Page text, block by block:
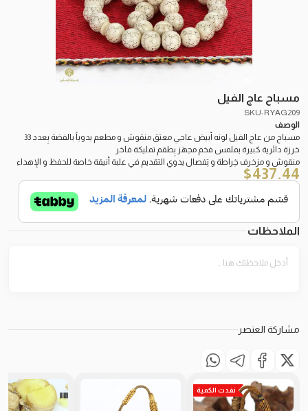
مسباح عاج الفيل
SKU: RYAG209
الوصف
مسباح من عاج الفيل لونه أبيض عاجي معتق منقوش و مطعم يدوياً بالفضة بِعدد 33
خرزة دائرية كبيرة بملمس فخم مجهَز بِطقم تمليكة فاخر
منقوش و مزخرف خِراطة و تِفصال يدوي التقديم في علبة أنيقة خاصة للحفظ و الإهداء
437.44
$
الملاحظات
مشاركة العنصر
نفدت الكمية